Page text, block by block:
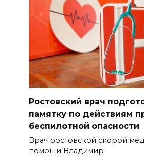
Ростовский врач
памятку по действиям
беспилотной опасности
Врач ростовской скорой
помощи Владимир